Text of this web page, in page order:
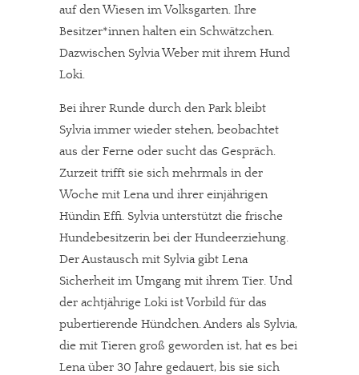
auf den Wiesen im Volksgarten. Ihre
Besitzer*innen halten ein Schwätzchen.
Dazwischen Sylvia Weber mit ihrem Hund
Loki.
Bei ihrer Runde durch den Park bleibt
Sylvia immer wieder stehen, beobachtet
aus der Ferne oder sucht das Gespräch.
Zurzeit trifft sie sich mehrmals in der
Woche mit Lena und ihrer einjährigen
Hündin Effi. Sylvia unterstützt die frische
Hundebesitzerin bei der Hundeerziehung.
Der Austausch mit Sylvia gibt Lena
Sicherheit im Umgang mit ihrem Tier. Und
der achtjährige Loki ist Vorbild für das
pubertierende Hündchen. Anders als Sylvia,
die mit Tieren groß geworden ist, hat es bei
Lena über 30 Jahre gedauert, bis sie sich